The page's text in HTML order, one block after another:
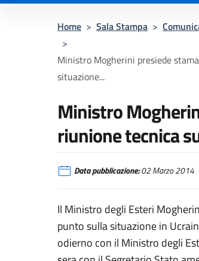
Home > Sala Stampa >
>
Ministro Mogherini presiede
situazione...
Ministro
riunione tecnica
Data pubblicazione:02 Marzo 2014
Il Ministro degli Esteri
punto sulla situazione in
odierno con il Ministro degli